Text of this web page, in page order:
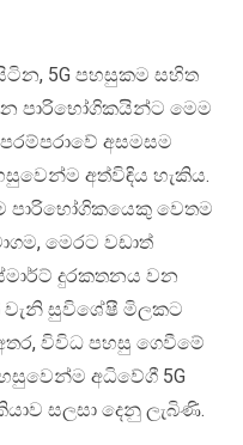
5G පහසුකම සහිත
පාරිභෝගිකයින්ට මෙම
පරම්පරාවේ අසමසම
අත්විඳිය හැකිය.
පාරිභෝගිකයෙකු වෙතම
මෙරට වඩාත්
දුරකතනය වන
ක් වැනි සුවිශේෂී මිලකට
විවිධ පහසු ගෙවීමේ
අධිවේගී 5G
සලසා දෙනු ලැබිණි.